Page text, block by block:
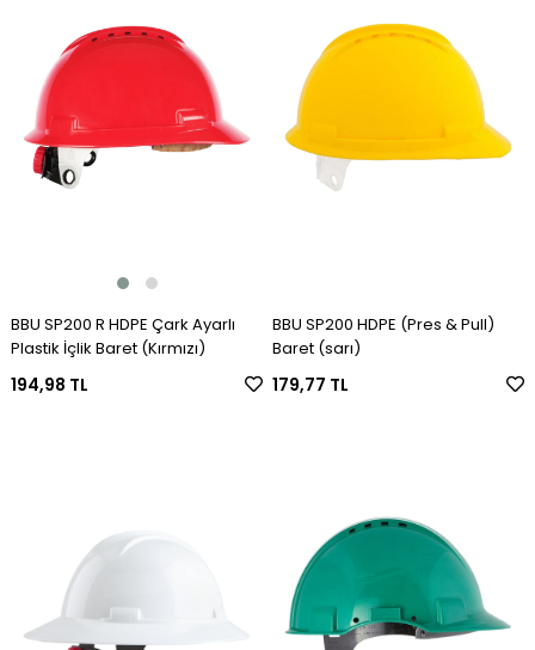
BBU SP200 R HDPE Çark Ayarlı
Plastik İçlik Baret (Kırmızı)
194,98 TL
BBU SP200 HDPE (Pres & Pull)
Baret (sarı)
179,77 TL